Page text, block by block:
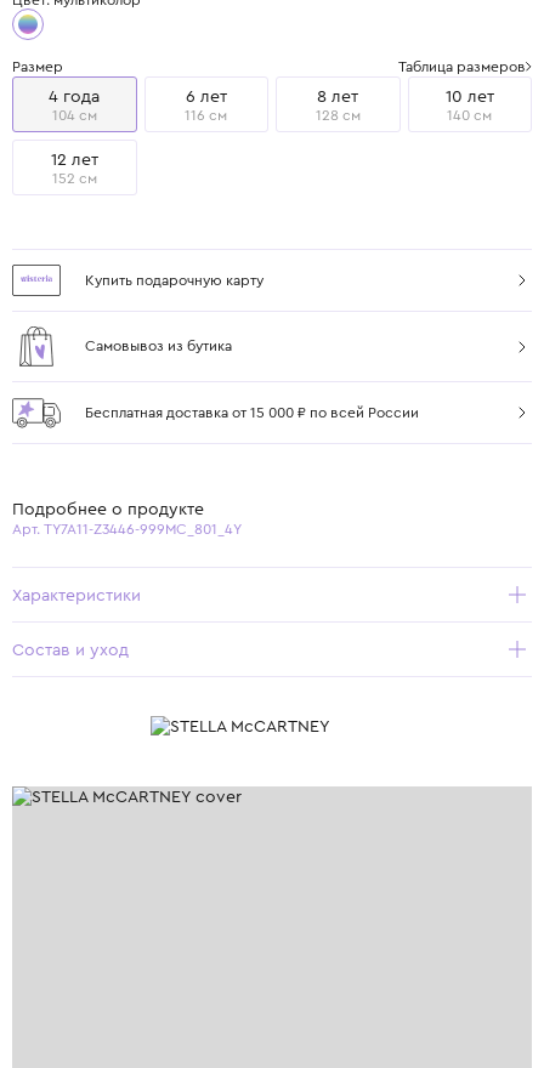
Размер Таблица размеров
4 года
104 см
6 лет
116 см
8 лет
128 см
10 лет
140 см
12 лет
152 см
Купить подарочную карту
Самовывоз из бутика
Бесплатная доставка от 15 000 ₽ по всей России
Подробнее о продукте
Арт. TY7A11-Z3446-999MC_801_4Y
Характеристики
Состав и уход